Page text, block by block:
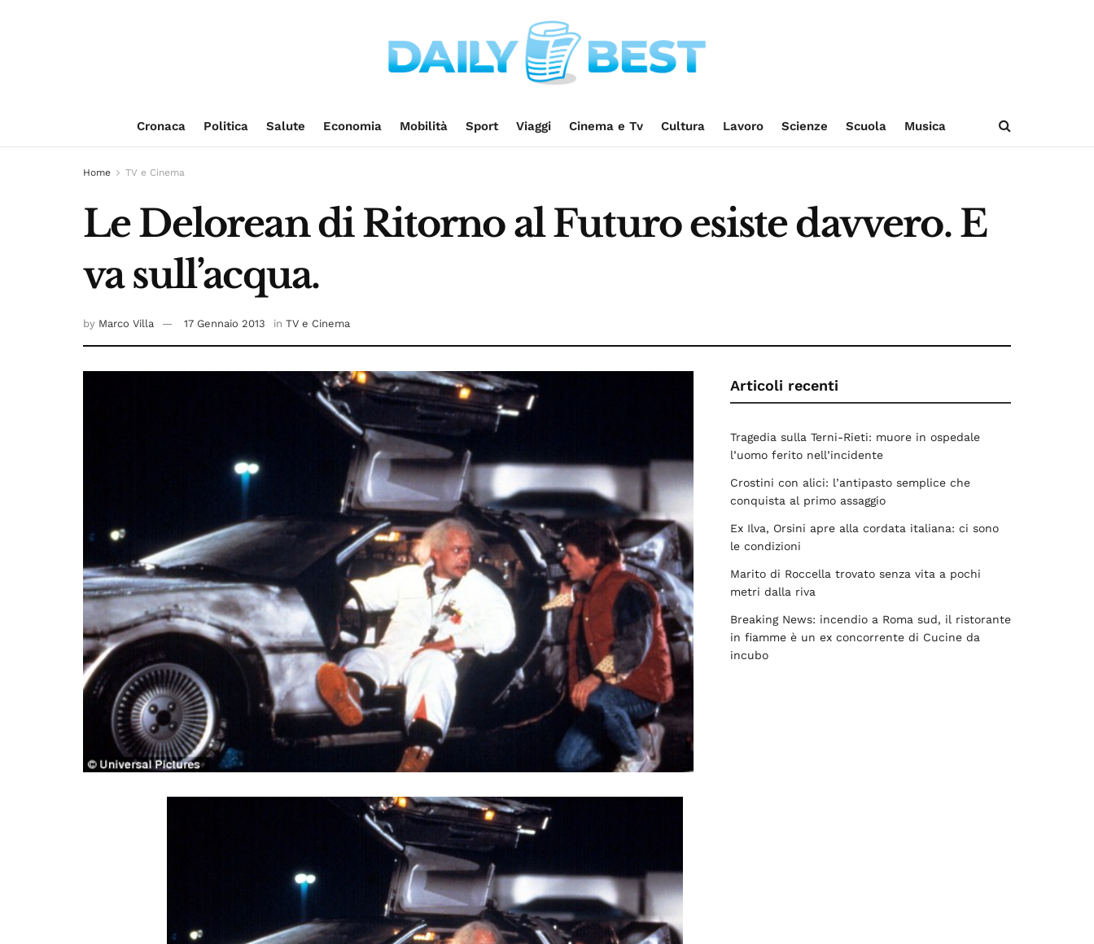
Cronaca Politica Salute Economia Mobilità Sport Viaggi Cinema e Tv Cultura Lavoro Scienze Scuola Musica
Home TV e Cinema
Le Delorean di Ritorno al Futuro esiste davvero. E
va sull’acqua.
by Marco Villa 17 Gennaio 2013 in TV e Cinema
Articoli recenti
Tragedia sulla Terni-Rieti: muore in ospedale
l’uomo ferito nell’incidente
Crostini con alici: l’antipasto semplice che
conquista al primo assaggio
Ex Ilva, Orsini apre alla cordata italiana: ci sono
le condizioni
Marito di Roccella trovato senza vita a pochi
metri dalla riva
Breaking News: incendio a Roma sud, il ristorante
in fiamme è un ex concorrente di Cucine da
incubo